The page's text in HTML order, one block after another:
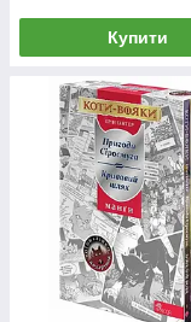
Купити